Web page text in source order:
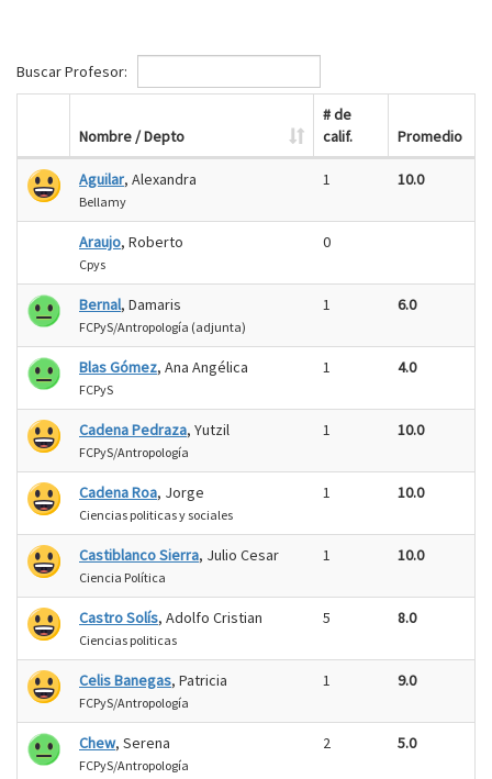
Buscar Profesor:
Nombre / Depto
# de
calif.
Promedio
Aguilar, Alexandra
Bellamy
1 10.0
Araujo, Roberto
Cpys
0
Bernal, Damaris
FCPyS/Antropología (adjunta)
1 6.0
Blas Gómez, Ana Angélica
FCPyS
1 4.0
Cadena Pedraza, Yutzil
FCPyS/Antropología
1 10.0
Cadena Roa, Jorge
Ciencias politicas y sociales
1 10.0
Castiblanco Sierra, Julio Cesar
Ciencia Política
1 10.0
Castro Solís, Adolfo Cristian
Ciencias politicas
5 8.0
Celis Banegas, Patricia
FCPyS/Antropología
1 9.0
Chew, Serena
FCPyS/Antropología
2 5.0